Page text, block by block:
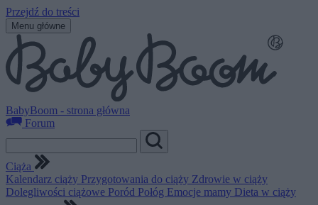
Przejdź do treści
Menu główne
BabyBoom - strona główna
Forum
Ciąża
Kalendarz ciąży Przygotowania do ciąży Zdrowie w ciąży
Dolegliwości ciążowe Poród Połóg Emocje mamy Dieta w ciąży